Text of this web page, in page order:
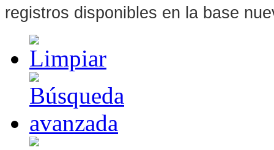
registros disponibles en la base